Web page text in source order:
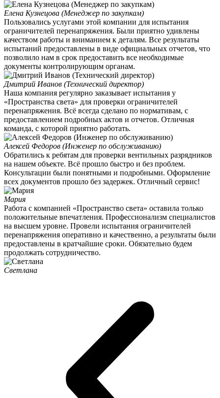
Елена Кузнецова (Менеджер по закупкам)
Пользовались услугами этой компании для испытания
ограничителей перенапряжения. Были приятно удивлены
качеством работы и вниманием к деталям. Все результаты
испытаний предоставлены в виде официальных отчетов, что
позволило нам в срок предоставить все необходимые
документы контролирующим органам.
Дмитрий Иванов (Технический директор)
Наша компания регулярно заказывает испытания у
«Пространства света» для проверки ограничителей
перенапряжения. Всё всегда сделано по нормативам, с
предоставлением подробных актов и отчетов. Отличная
команда, с которой приятно работать.
Алексей Федоров (Инженер по обслуживанию)
Обратились к ребятам для проверки вентильных разрядников
на нашем объекте. Всё прошло быстро и без проблем.
Консультации были понятными и подробными. Оформление
всех документов прошло без задержек. Отличный сервис!
Мария
Работа с компанией «Пространство света» оставила только
положительные впечатления. Профессионализм специалистов
на высшем уровне. Провели испытания ограничителей
перенапряжения оперативно и качественно, а результаты были
предоставлены в кратчайшие сроки. Обязательно будем
продолжать сотрудничество.
Светлана